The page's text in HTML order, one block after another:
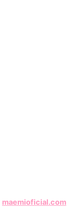
maemioficial.com